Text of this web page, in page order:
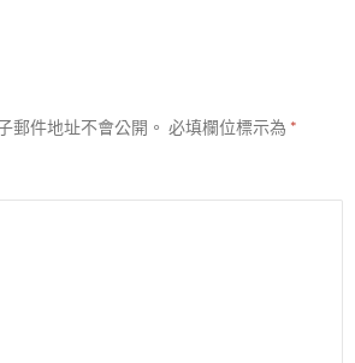
郵件地址不會公開。 必填欄位標示為 *